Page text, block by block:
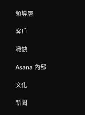
領導層
客戶
職缺
Asana 內部
文化
新聞